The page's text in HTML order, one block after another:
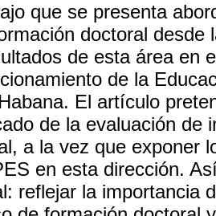
que se presenta
doctoral desde
de esta área en
de la
El artículo
de la evaluación de
a la vez que exponer
en esta dirección.
reflejar la importancia